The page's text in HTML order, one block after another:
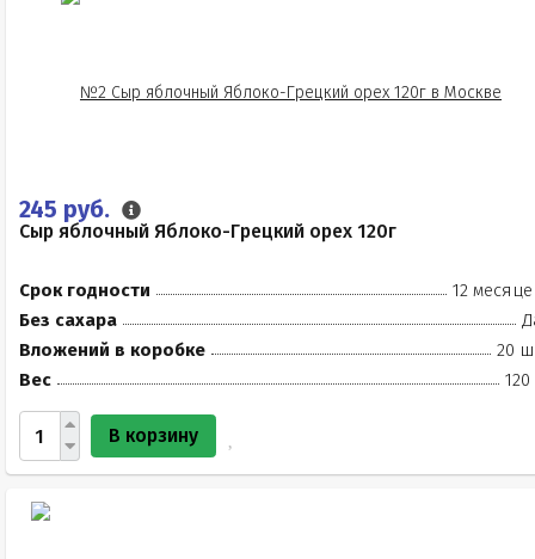
245 руб.
Сыр яблочный Яблоко-Грецкий орех 120г
Срок годности
12
Без сахара
Вложений в коробке
20
Вес
120
В корзину